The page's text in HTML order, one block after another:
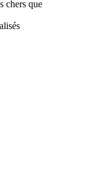
chers que